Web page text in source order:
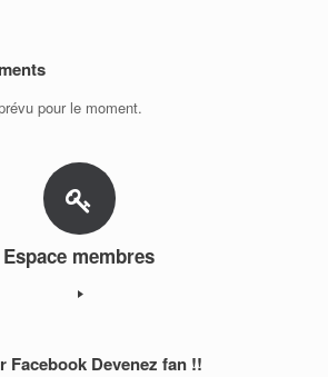
pour le moment.
Espace membres
Facebook Devenez fan !!